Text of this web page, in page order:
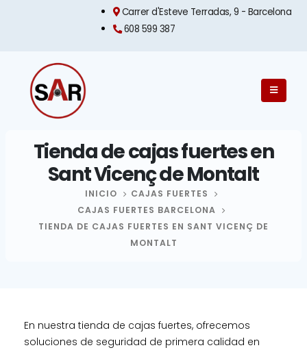
Carrer d'Esteve Terradas, 9 - Barcelona​
608 599 387
Tienda de cajas fuertes en
Sant Vicenç de Montalt
INICIO
CAJAS FUERTES
CAJAS FUERTES BARCELONA
TIENDA DE CAJAS FUERTES EN SANT VICENÇ DE
MONTALT
En nuestra tienda de cajas fuertes, ofrecemos
soluciones de seguridad de primera calidad en